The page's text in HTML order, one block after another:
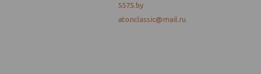
5575.by
atonclassic@mail.ru